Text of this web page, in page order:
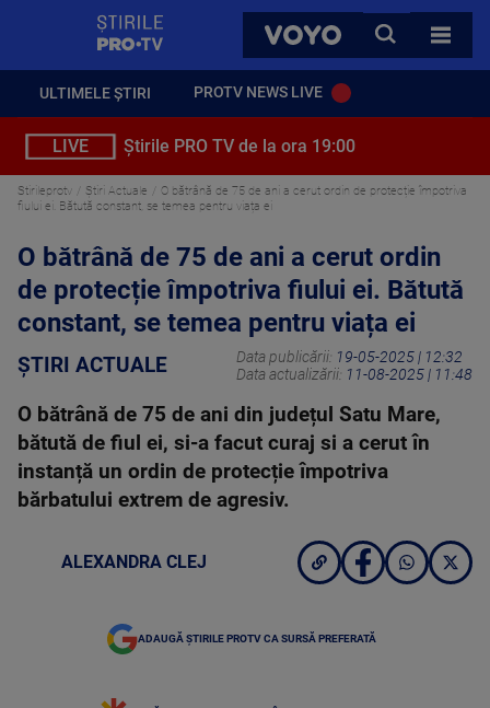
VOYO
CAUTA
TOATE
ULTIMELE ȘTIRI PROTV NEWS LIVE
LIVE Știrile PRO TV de la ora 19:00
Stirileprotv Știri Actuale
O bătrână de 75 de ani a cerut ordin de protecție împotriva
fiului ei. Bătută constant, se temea pentru viața ei
O bătrână de 75 de ani a cerut ordin
de protecție împotriva fiului ei. Bătută
constant, se temea pentru viața ei
ȘTIRI ACTUALE Data publicării: 19-05-2025 | 12:32
Data actualizării: 11-08-2025 | 11:48
O bătrână de 75 de ani din județul Satu Mare,
bătută de fiul ei, si-a facut curaj si a cerut în
instanță un ordin de protecție împotriva
bărbatului extrem de agresiv.
ALEXANDRA CLEJ
ADAUGĂ ȘTIRILE PROTV CA SURSĂ PREFERATĂ